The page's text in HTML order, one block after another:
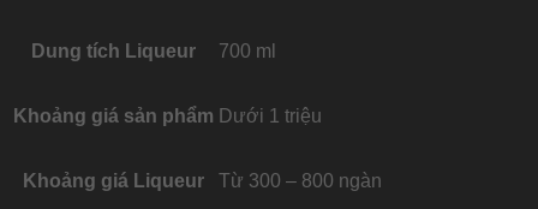
Dung tích Liqueur 700 ml
Khoảng giá sản phẩm Dưới 1 triệu
Khoảng giá Liqueur Từ 300 – 800 ngàn